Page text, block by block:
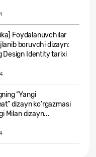
Foydalanuvchilar
boruvchi dizayn:
Design Identity tarixi
“Yangi
dizayn ko’rgazmasi
Milan dizayn...